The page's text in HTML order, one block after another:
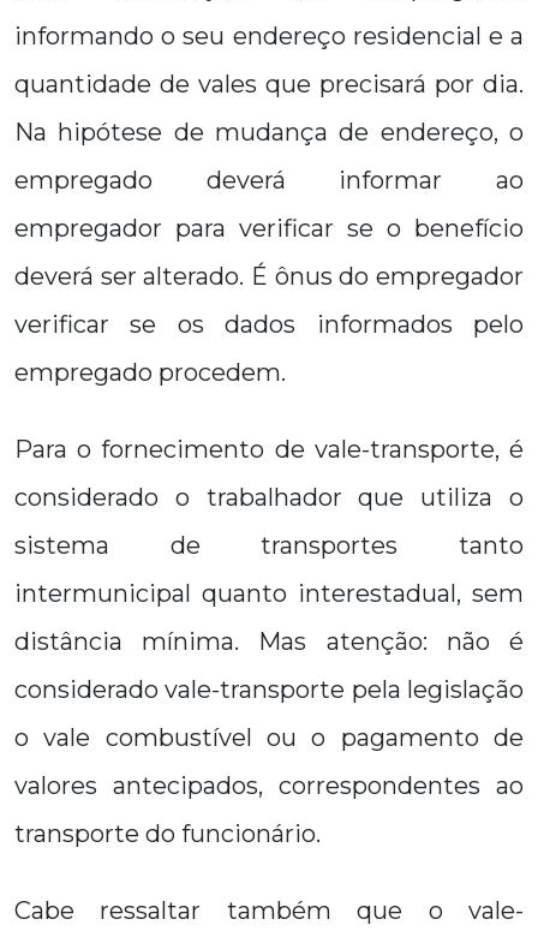
informando o seu endereço residencial e a
quantidade de vales que precisará por dia.
Na hipótese de mudança de endereço, o
empregado deverá informar ao
empregador para verificar se o benefício
deverá ser alterado. É ônus do empregador
verificar se os dados informados pelo
empregado procedem.
Para o fornecimento de vale-transporte, é
considerado o trabalhador que utiliza o
sistema de transportes tanto
intermunicipal quanto interestadual, sem
distância mínima. Mas atenção: não é
considerado vale-transporte pela legislação
o vale combustível ou o pagamento de
valores antecipados, correspondentes ao
transporte do funcionário.
Cabe ressaltar também que o vale-